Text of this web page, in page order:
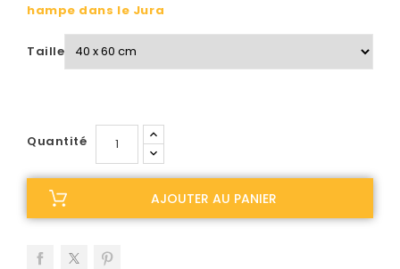
hampe dans le Jura
Taille
Quantité
AJOUTER AU PANIER